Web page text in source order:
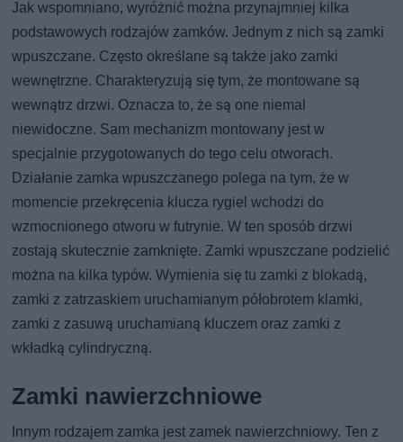
Jak wspomniano, wyróżnić można przynajmniej kilka
podstawowych rodzajów zamków. Jednym z nich są zamki
wpuszczane. Często określane są także jako zamki
wewnętrzne. Charakteryzują się tym, że montowane są
wewnątrz drzwi. Oznacza to, że są one niemal
niewidoczne. Sam mechanizm montowany jest w
specjalnie przygotowanych do tego celu otworach.
Działanie zamka wpuszczanego polega na tym, że w
momencie przekręcenia klucza rygiel wchodzi do
wzmocnionego otworu w futrynie. W ten sposób drzwi
zostają skutecznie zamknięte. Zamki wpuszczane podzielić
można na kilka typów. Wymienia się tu zamki z blokadą,
zamki z zatrzaskiem uruchamianym półobrotem klamki,
zamki z zasuwą uruchamianą kluczem oraz zamki z
wkładką cylindryczną.
Zamki nawierzchniowe
Innym rodzajem zamka jest zamek nawierzchniowy. Ten z